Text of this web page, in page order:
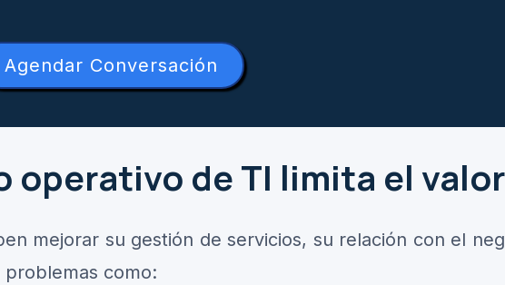
Agendar Conversación
operativo de TI limita el valor
mejorar su gestión de servicios, su relación con el
como: